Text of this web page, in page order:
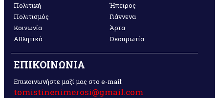
Πολιτική
Πολιτισμός
Κοινωνία
Αθλητικά
Ήπειρος
Γιάννενα
Άρτα
Θεσπρωτία
ΕΠΙΚΟΙΝΩΝΙΑ
Επικοινωνήστε μαζί μας στο e-mail:
tomistinenimerosi@gmail.com